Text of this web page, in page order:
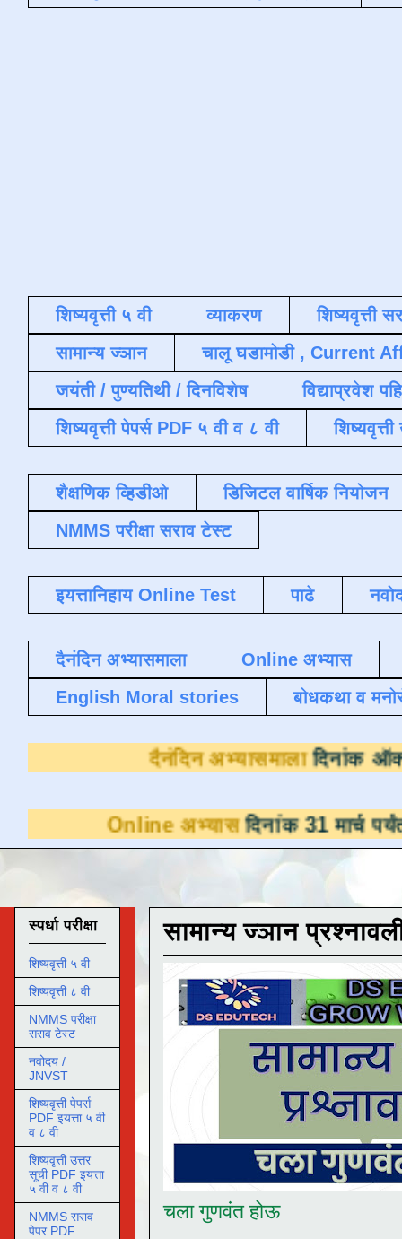
शिष्यवृत्ती ५ वी व्याकरण
शिष्यवृत्ती
सामान्य ज्ञान
चालू घडामोडी , Current
जयंती / पुण्यतिथी / दिनविशेष
विद्याप्रवेश
शिष्यवृत्ती पेपर्स PDF ५ वी व ८ वी
शैक्षणिक व्हिडीओ
डिजिटल वार्षिक नियोजन
NMMS परीक्षा सराव टेस्ट
इयत्तानिहाय Online Test पाढे
दैनंदिन अभ्यासमाला
Online अभ्यास
English Moral stories
बोधकथा व
दैनंदिन
अभ्यासदिनांक 31 मार्च पर्यंत
सामान्य ज्ञान
चला गुणवंत होऊ
स्पर्धा परीक्षा
शिष्यवृत्ती ५ वी
शिष्यवृत्ती ८ वी
NMMS परीक्षा
सराव टेस्ट
नवोदय /
JNVST
शिष्यवृत्ती पेपर्स
PDF इयत्ता ५ वी
व ८ वी
शिष्यवृत्ती उत्तर
सूची PDF इयत्ता
५ वी व ८ वी
NMMS सराव
पेपर PDF